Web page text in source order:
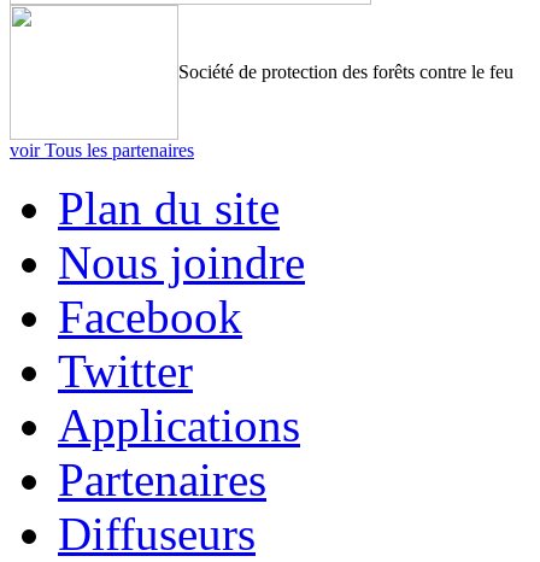
Société de protection des forêts contre le feu
voir Tous les partenaires
Plan du site
Nous joindre
Facebook
Twitter
Applications
Partenaires
Diffuseurs